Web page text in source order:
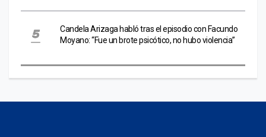
Candela Arizaga habló tras el episodio con Facundo
Moyano: “Fue un brote psicótico, no hubo violencia”